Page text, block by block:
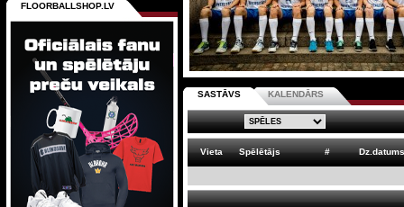
SASTĀVS KALENDĀRS
Vieta Spēlētājs # Dz.datums
FLOORBALLSHOP.LV